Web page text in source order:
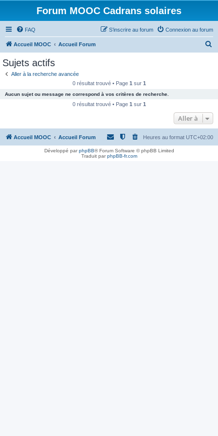
Forum MOOC Cadrans solaires
FAQ Connexion au forum
S’inscrire au forum
Accueil MOOC Accueil Forum
c
e
Sujets actifs
Aller à la recherche avancée
0 résultat trouvé • Page 1 sur 1
Aucun sujet ou message ne correspond à vos critères de recherche.
0 résultat trouvé • Page 1 sur 1
Aller à
Accueil MOOC Accueil Forum Heures au format UTC+02:00
Développé parphpBB® Forum Software © phpBB Limited
Traduit parphpBB-fr.com